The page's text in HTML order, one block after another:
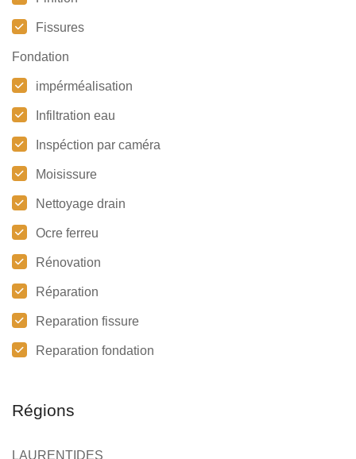
Fissures
Fondation
impérméalisation
Infiltration eau
Inspéction par caméra
Moisissure
Nettoyage drain
Ocre ferreu
Rénovation
Réparation
Reparation fissure
Reparation fondation
Régions
LAURENTIDES